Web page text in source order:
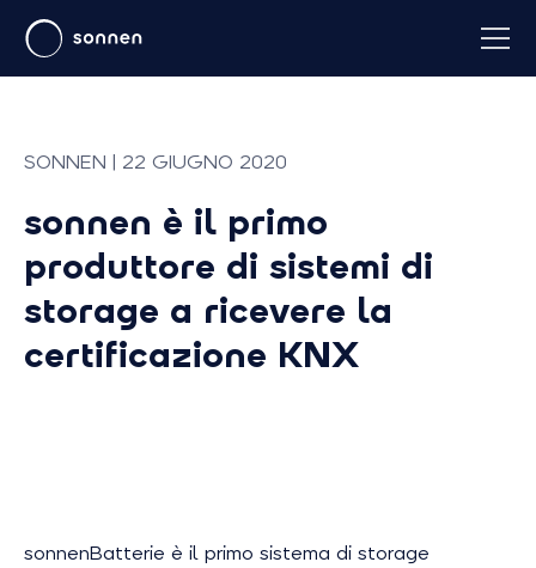
SONNEN | 22 GIUGNO 2020
sonnen è il primo
produttore di sistemi di
storage a ricevere la
certificazione KNX
sonnenBatterie è il primo sistema di storage